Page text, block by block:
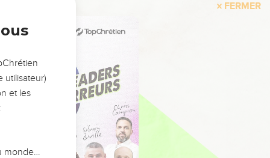
FERMER
utilisateur)
et les
monde…